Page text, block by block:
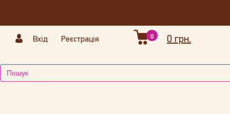
Вхід Реєстрація 0 грн.
0